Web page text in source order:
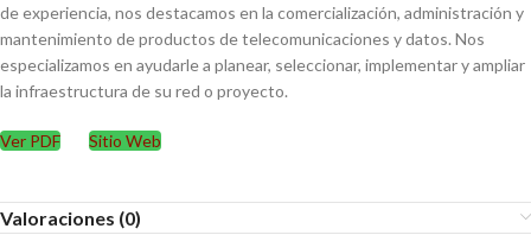
de experiencia, nos destacamos en la comercialización, administración y
mantenimiento de productos de telecomunicaciones y datos. Nos
especializamos en ayudarle a planear, seleccionar, implementar y ampliar
la infraestructura de su red o proyecto.
Ver PDF Sitio Web
Valoraciones (0)